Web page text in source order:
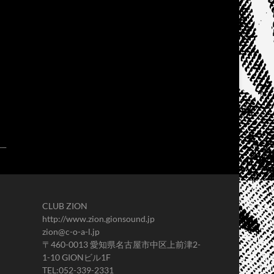
CLUB ZION
http://www.zion.gionsound.jp
zion@c-o-a-l.jp
〒460-0013 愛知県名古屋市中区上前津2-
1-10 GIONビル1F
TEL:052-339-2331